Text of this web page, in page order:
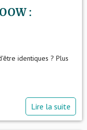
:
identiques ? Plus
Lire la suite